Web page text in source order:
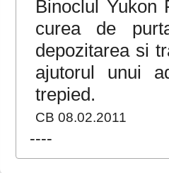
Binoclul Yukon
curea de
depozitarea si
ajutorul unui
trepied.
CB 08.02.2011
----